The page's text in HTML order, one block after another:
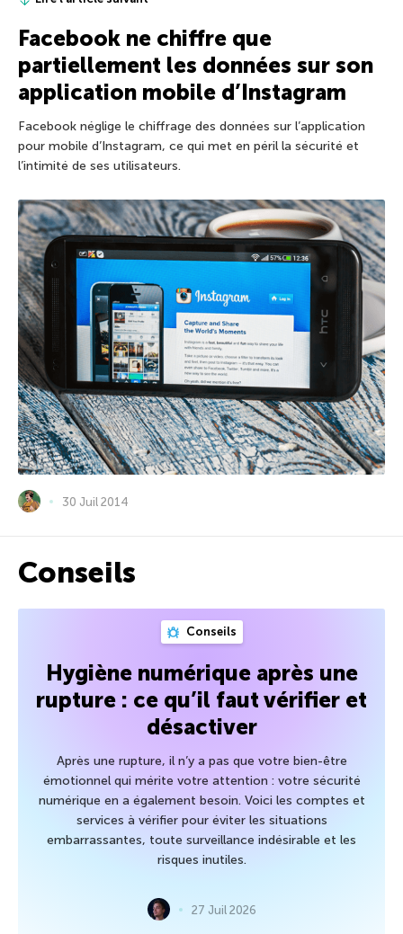
Facebook ne chiffre que
partiellement les données sur son
application mobile d’Instagram
Facebook néglige le chiffrage des données sur l’application
pour mobile d’Instagram, ce qui met en péril la sécurité et
l’intimité de ses utilisateurs.
30 Juil 2014
Conseils
Conseils
Hygiène numérique après une
rupture : ce qu’il faut vérifier et
désactiver
Après une rupture, il n’y a pas que votre bien-être
émotionnel qui mérite votre attention : votre sécurité
numérique en a également besoin. Voici les comptes et
services à vérifier pour éviter les situations
embarrassantes, toute surveillance indésirable et les
risques inutiles.
27 Juil 2026